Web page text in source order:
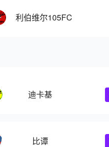
利伯维尔105FC
迪卡基
比谭